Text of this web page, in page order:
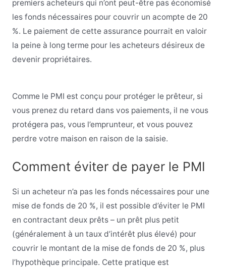
premiers acheteurs qui n’ont peut-être pas économisé
les fonds nécessaires pour couvrir un acompte de 20
%. Le paiement de cette assurance pourrait en valoir
la peine à long terme pour les acheteurs désireux de
devenir propriétaires.
Comme le PMI est conçu pour protéger le prêteur, si
vous prenez du retard dans vos paiements, il ne vous
protégera pas, vous l’emprunteur, et vous pouvez
perdre votre maison en raison de la saisie.
Comment éviter de payer le PMI
Si un acheteur n’a pas les fonds nécessaires pour une
mise de fonds de 20 %, il est possible d’éviter le PMI
en contractant deux prêts – un prêt plus petit
(généralement à un taux d’intérêt plus élevé) pour
couvrir le montant de la mise de fonds de 20 %, plus
l’hypothèque principale. Cette pratique est